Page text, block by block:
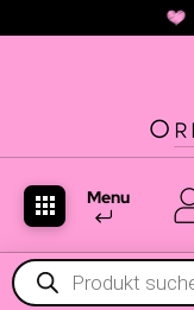
Menu
Products
search